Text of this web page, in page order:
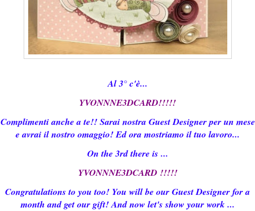
Al 3° c'è...
YVONNNE3DCARD!!!!!
Complimenti anche a te!! Sarai nostra Guest Designer per un mese
e avrai il nostro omaggio! Ed ora mostriamo il tuo lavoro...
On the 3rd there is ...
YVONNNE3DCARD !!!!!
Congratulations to you too! You will be our Guest Designer for a
month and get our gift! And now let's show your work ...